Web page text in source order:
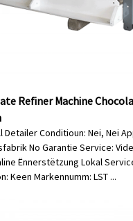
Refiner Machine
Detailer Conditioun: Nei, Nei
No Garantie Service:
Ënnerstëtzung Lokal
Keen Markennumm: LST ...